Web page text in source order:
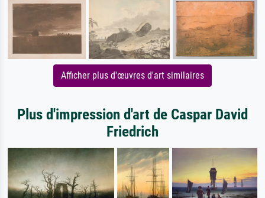
Afficher plus d'œuvres d'art similaires
Plus d'impression d'art de Caspar David
Friedrich